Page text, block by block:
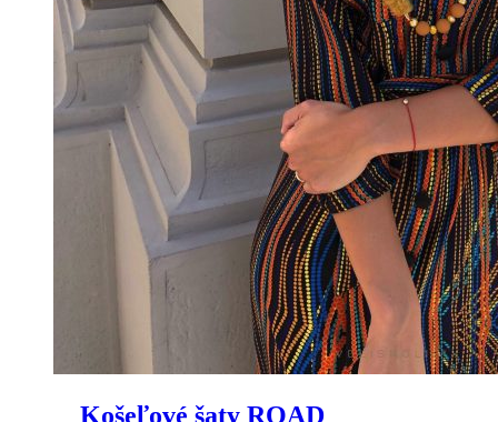
Košeľové šaty ROAD